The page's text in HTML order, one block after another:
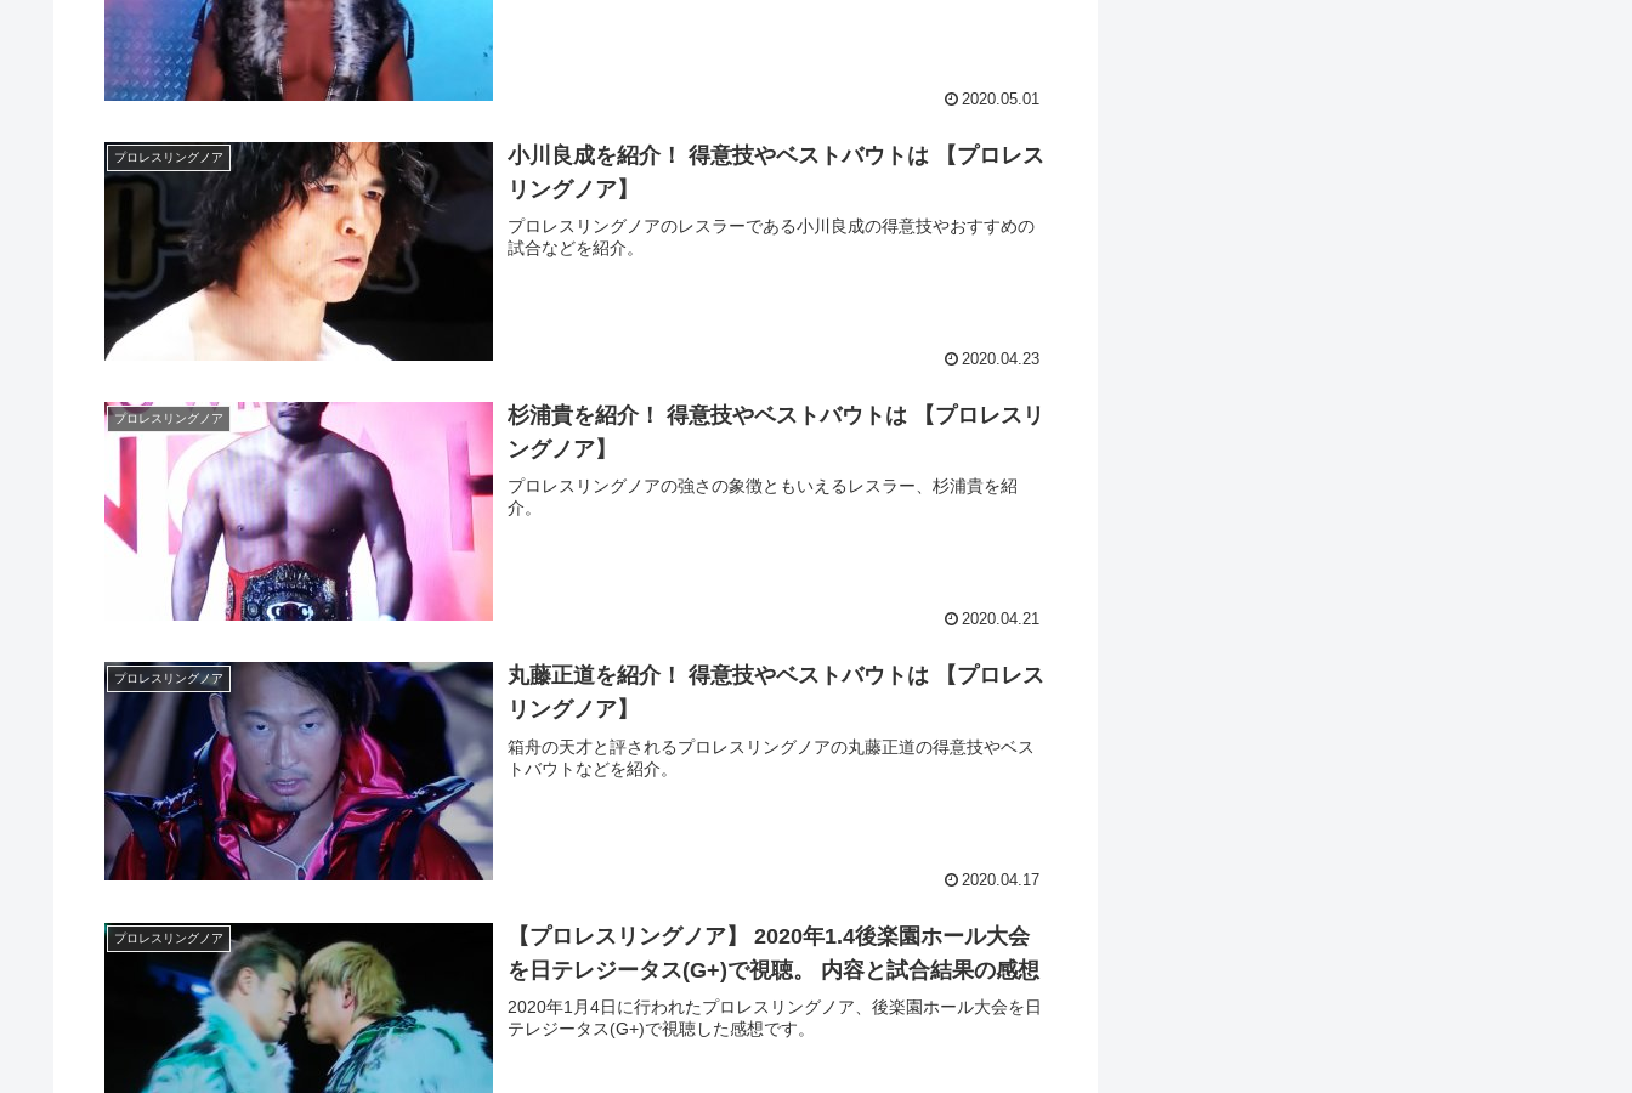
2020.05.01
プロレスリングノア
小川良成を紹介！ 得意技やベストバウトは 【プロレス
リングノア】
プロレスリングノアのレスラーである小川良成の得意技やおすすめの
試合などを紹介。
2020.04.23
プロレスリングノア
杉浦貴を紹介！ 得意技やベストバウトは 【プロレスリ
ングノア】
プロレスリングノアの強さの象徴ともいえるレスラー、杉浦貴を紹
介。
2020.04.21
プロレスリングノア
丸藤正道を紹介！ 得意技やベストバウトは 【プロレス
リングノア】
箱舟の天才と評されるプロレスリングノアの丸藤正道の得意技やベス
トバウトなどを紹介。
2020.04.17
プロレスリングノア
【プロレスリングノア】 2020年1.4後楽園ホール大会
を日テレジータス(G+)で視聴。 内容と試合結果の感想
2020年1月4日に行われたプロレスリングノア、後楽園ホール大会を日
テレジータス(G+)で視聴した感想です。